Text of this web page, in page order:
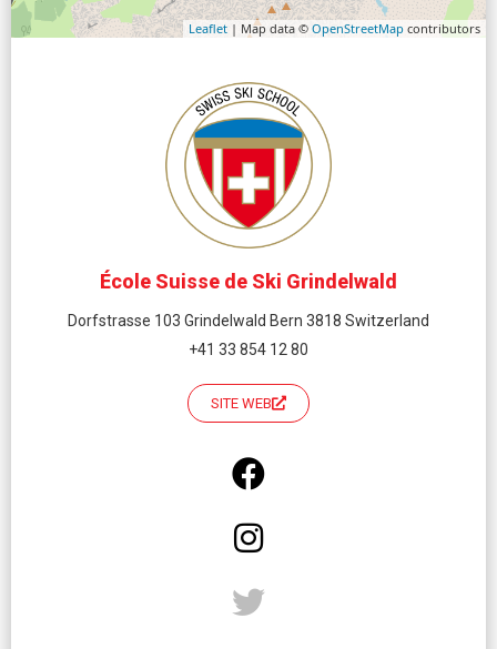
Leaflet | Map data © OpenStreetMap contributors
École Suisse de Ski Grindelwald
Dorfstrasse 103 Grindelwald Bern 3818 Switzerland
+41 33 854 12 80
SITE WEB